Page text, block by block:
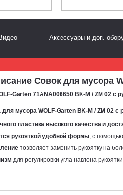
Совок для мусора
Garten 71ANA006650 BK-M / ZM 02 с
для мусора WOLF-Garten BK-M / ZM 02 с
пластика высокого качества и
рукояткой удобной формы, с помощью
позволяет заменить рукоятку на
для регулировки угла наклона
Видео Аксессуары и доп.